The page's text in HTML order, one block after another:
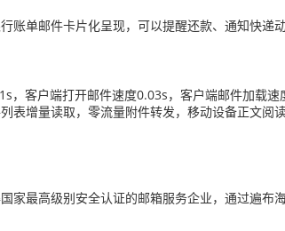
账单邮件卡片化呈现，可以提醒还款、通知快递动
，客户端打开邮件速度0.03s，客户端邮件加载速
表增量读取，零流量附件转发，移动设备正文阅
家最高级别安全认证的邮箱服务企业，通过遍布